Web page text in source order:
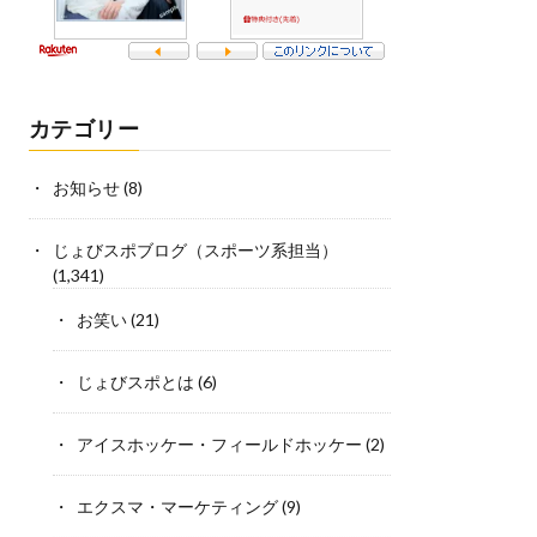
カテゴリー
お知らせ(8)
じょびスポブログ（スポーツ系担当）
(1,341)
お笑い(21)
じょびスポとは (6)
アイスホッケー・フィールドホッケー (2)
エクスマ・マーケティング(9)